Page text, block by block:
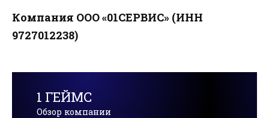
Компания ООО «01СЕРВИС» (ИНН
9727012238)
1 ГЕЙМС
Обзор компании